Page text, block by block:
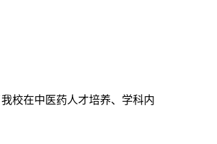
校在中医药人才培养、学科内